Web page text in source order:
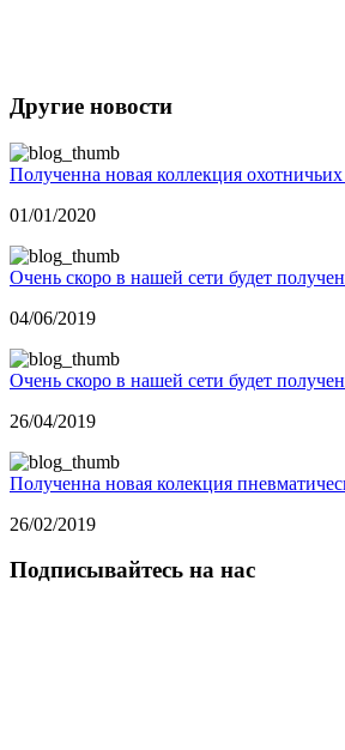
Другие новости
Полученна новая коллекция
01/01/2020
Очень скоро в нашей сети будет
04/06/2019
Очень скоро в нашей сети будет
26/04/2019
Полученна новая колекция
26/02/2019
Подписывайтесь на нас